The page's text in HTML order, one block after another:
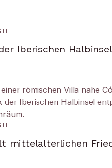
Iberischen Halbinsel
römischen Villa nahe
der Iberischen Halbinsel
mittelalterlichen